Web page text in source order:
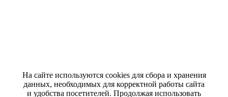
На сайте используются cookies для сбора и хранения
данных, необходимых для корректной работы сайта
и удобства посетителей. Продолжая использовать